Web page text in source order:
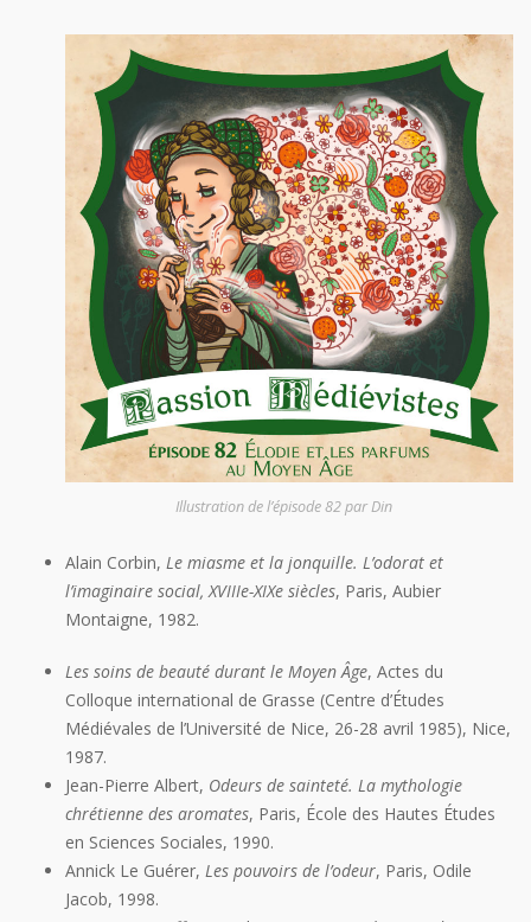
Illustration de l’épisode 82 par Din
Alain Corbin, Le miasme et la jonquille. L’odorat et
l’imaginaire social, XVIIIe-XIXe siècles, Paris, Aubier
Montaigne, 1982.
Les soins de beauté durant le Moyen Âge, Actes du
Colloque international de Grasse (Centre d’Études
Médiévales de l’Université de Nice, 26-28 avril 1985), Nice,
1987.
Jean-Pierre Albert, Odeurs de sainteté. La mythologie
chrétienne des aromates, Paris, École des Hautes Études
en Sciences Sociales, 1990.
Annick Le Guérer, Les pouvoirs de l’odeur, Paris, Odile
Jacob, 1998.